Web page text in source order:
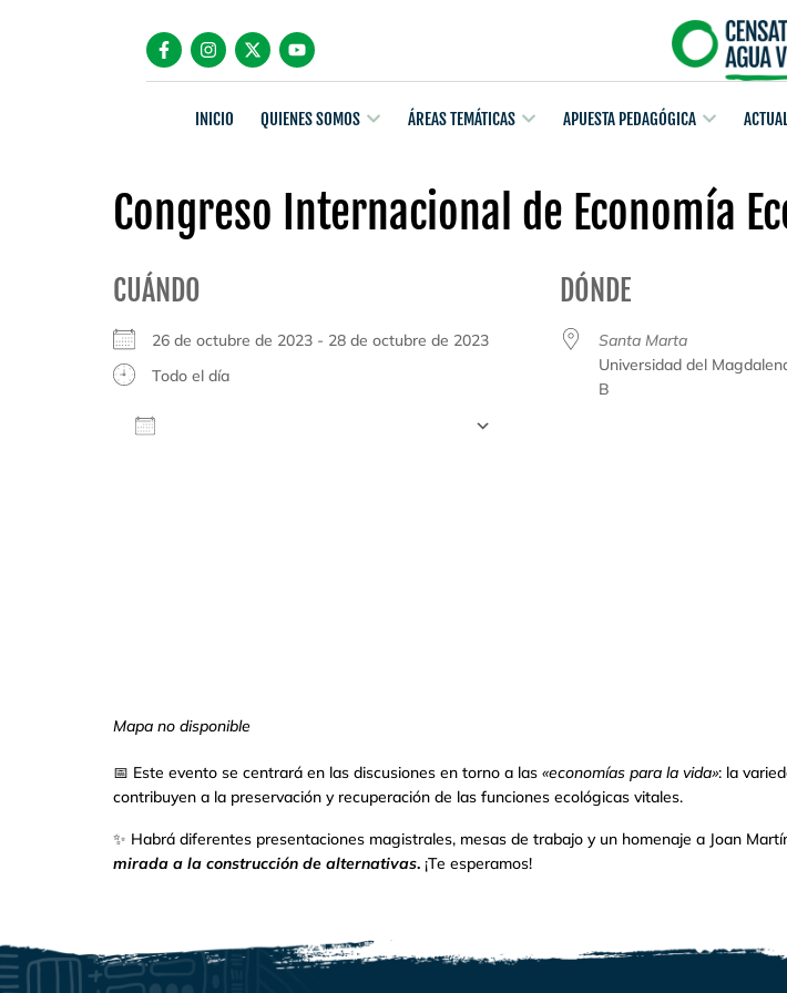
INICIO QUIENES SOMOS ÁREAS TEMÁTICAS APUESTA PEDAGÓGICA
Congreso Internacional de Economía
CUÁNDO
26 de octubre de 2023 - 28 de octubre de 2023
Todo el día
DÓNDE
Santa Marta
Universidad del
B
Mapa no disponible
📅 Este evento se centrará en las discusiones en torno a las «economías para la vida»: la
contribuyen a la preservación y recuperación de las funciones ecológicas vitales.
✨ Habrá diferentes presentaciones magistrales, mesas de trabajo y un homenaje a Joan
mirada a la construcción de alternativas. ¡Te esperamos!